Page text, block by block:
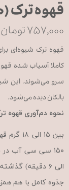
قهوه ترک (۲۵۰ گرمی)
۷۵۷,۰۰۰ تومان
قهوه ترک شیوه‌ای
کاملا آسیاب‌ شده
سرو می‌شوند. این
بالکان دیده می‌شود.
نحوه دم‌آوری قهوه
الی ۶ دقیقه)
جذوه کامل با هم